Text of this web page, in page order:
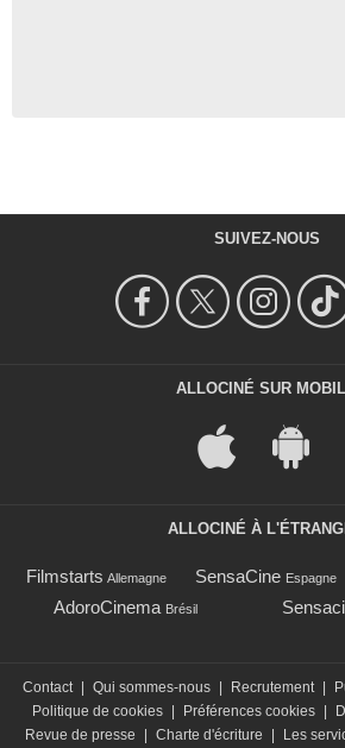
SUIVEZ-NOUS
ALLOCINÉ SUR
ALLOCINÉ À
Filmstarts Allemagne SensaCine Espagne
AdoroCinema Brésil
Contact Qui sommes-nous Recrutement
Politique de cookies
Préférences cookies
Revue de presse
Charte d'écriture Les